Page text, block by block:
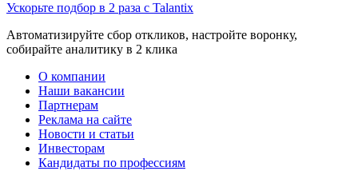
Ускорьте подбор в 2 раза с Talantix
Автоматизируйте сбор откликов, настройте воронку,
собирайте аналитику в 2 клика
О компании
Наши вакансии
Партнерам
Реклама на сайте
Новости и статьи
Инвесторам
Кандидаты по профессиям